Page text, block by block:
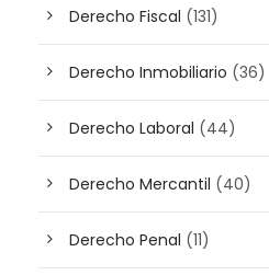
Derecho Fiscal (131)
Derecho Inmobiliario (36)
Derecho Laboral (44)
Derecho Mercantil (40)
Derecho Penal (11)